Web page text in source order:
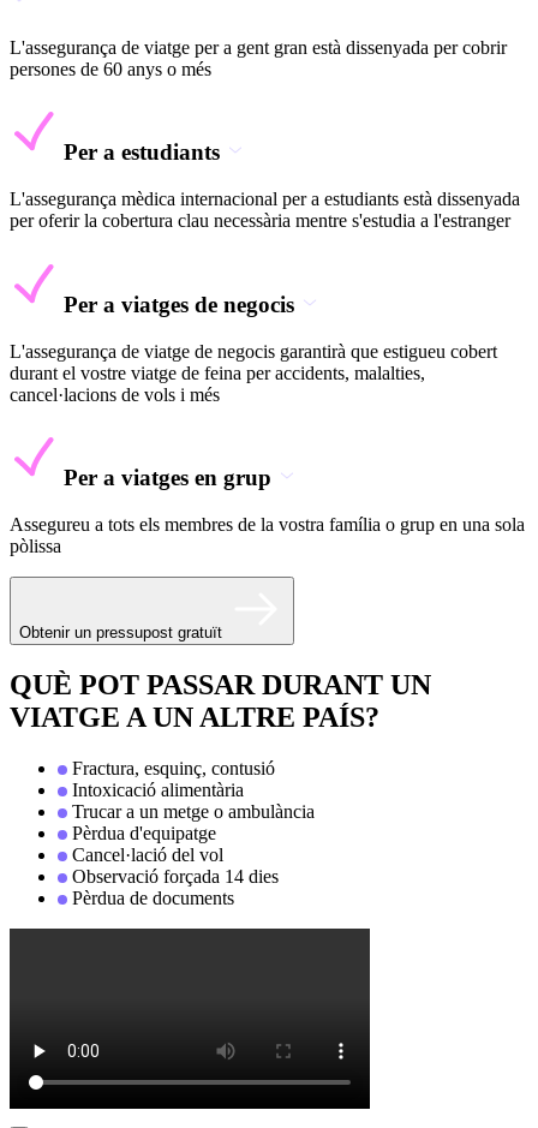
L'assegurança de viatge per a gent gran està dissenyada per cobrir
persones de 60 anys o més
Per a estudiants
L'assegurança mèdica internacional per a estudiants està dissenyada
per oferir la cobertura clau necessària mentre s'estudia a l'estranger
Per a viatges de negocis
L'assegurança de viatge de negocis garantirà que estigueu cobert
durant el vostre viatge de feina per accidents, malalties,
cancel·lacions de vols i més
Per a viatges en grup
Assegureu a tots els membres de la vostra família o grup en una sola
pòlissa
Obtenir un pressupost gratuït
QUÈ POT PASSAR DURANT UN
VIATGE A UN ALTRE PAÍS?
Fractura, esquinç, contusió
Intoxicació alimentària
Trucar a un metge o ambulància
Pèrdua d'equipatge
Cancel·lació del vol
Observació forçada 14 dies
Pèrdua de documents